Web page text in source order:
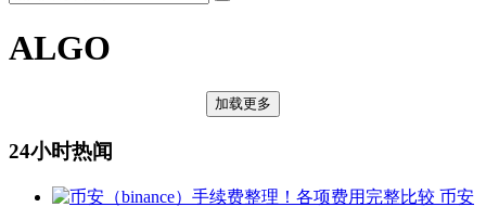
ALGO
加载更多
24小时热闻
币安